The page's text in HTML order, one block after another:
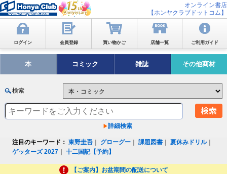
オンライン書店
【ホンヤクラブドットコム】
ログイン 会員登録 買い物かご 店舗一覧 ご利用ガイド
本 コミック 雑誌 その他商材
検索
詳細検索
注目のキーワード： 東野圭吾 グローグー ｜課題図書 ｜夏休みドリル｜
ゲッターズ 2027 ｜十二国記【予約】
【ご案内】お盆期間の配送について